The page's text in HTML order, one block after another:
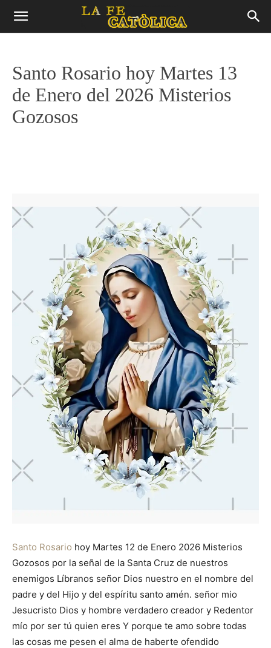
Santo Rosario hoy Martes 13
de Enero del 2026 Misterios
Gozosos
Santo Rosario hoy Martes 12 de Enero 2026 Misterios
Gozosos por la señal de la Santa Cruz de nuestros
enemigos Líbranos señor Dios nuestro en el nombre del
padre y del Hijo y del espíritu santo amén. señor mio
Jesucristo Dios y hombre verdadero creador y Redentor
mío por ser tú quien eres Y porque te amo sobre todas
las cosas me pesen el alma de haberte ofendido